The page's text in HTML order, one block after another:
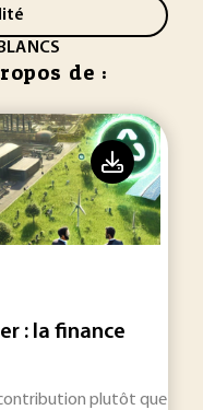
de :
: la finance
plutôt que la